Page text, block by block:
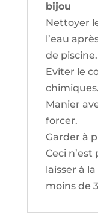
bijou
Nettoyer
l’eau
de piscine.
Eviter le
chimiques.
Manier
forcer.
Garder à
Ceci
laisser à
moins de